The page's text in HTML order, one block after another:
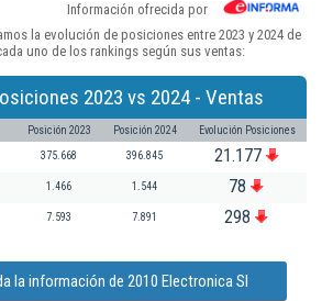
Información ofrecida por
la evolución de posiciones entre 2023 y 2024 de
uno de los rankings según sus ventas:
2023 vs 2024 - Ventas
Posición 2023 Posición 2024 Evolución Posiciones
375.668 396.845 21.177
1.466 1.544 78
7.593 7.891 298
la información de 2010 Electronica Sl